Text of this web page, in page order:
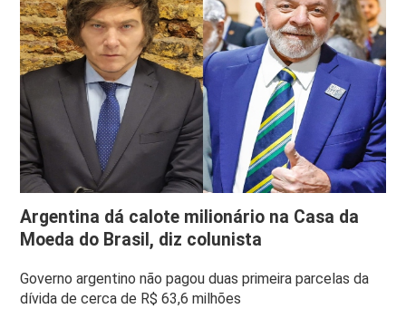
Argentina dá calote milionário na Casa da
Moeda do Brasil, diz colunista
Governo argentino não pagou duas primeira parcelas da
dívida de cerca de R$ 63,6 milhões